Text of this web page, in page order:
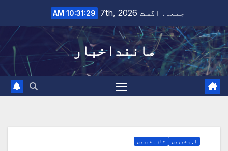
content
جمعہ. اگست 7th, 2026 10:31:30 AM
ماننداخبار
اہم خبریں تازہ خبریں